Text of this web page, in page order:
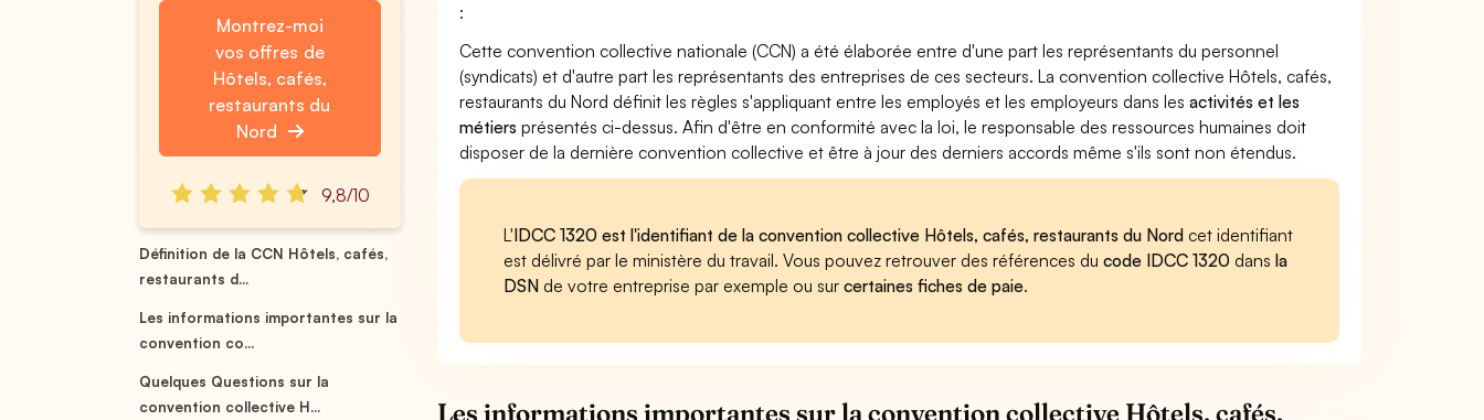
Montrez-moi
vos offres de
Hôtels, cafés,
restaurants du
Nord
9,8/10
Définition de la CCN Hôtels, cafés,
restaurants d...
Les informations importantes sur la
convention co...
Quelques Questions sur la
convention collective H...
:
Cette convention collective nationale (CCN) a été élaborée entre d'une part les représentants du personnel
(syndicats) et d'autre part les représentants des entreprises de ces secteurs. La convention collective Hôtels, cafés,
restaurants du Nord définit les règles s'appliquant entre les employés et les employeurs dans lesactivités et les
métiers présentés ci-dessus. Afin d'être en conformité avec la loi, le responsable des ressources humaines doit
disposer de la dernière convention collective et être à jour des derniers accords même s'ils sont non étendus.
L'IDCC 1320 est l'identifiant de la convention collective Hôtels, cafés, restaurants du Nord cet identifiant
est délivré par le ministère du travail. Vous pouvez retrouver des références ducode IDCC 1320 dansla
DSN de votre entreprise par exemple ou surcertaines fiches de paie.
Les informations importantes sur la convention collective Hôtels, cafés,